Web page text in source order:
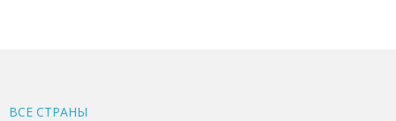
ВСЕ CТРАНЫ